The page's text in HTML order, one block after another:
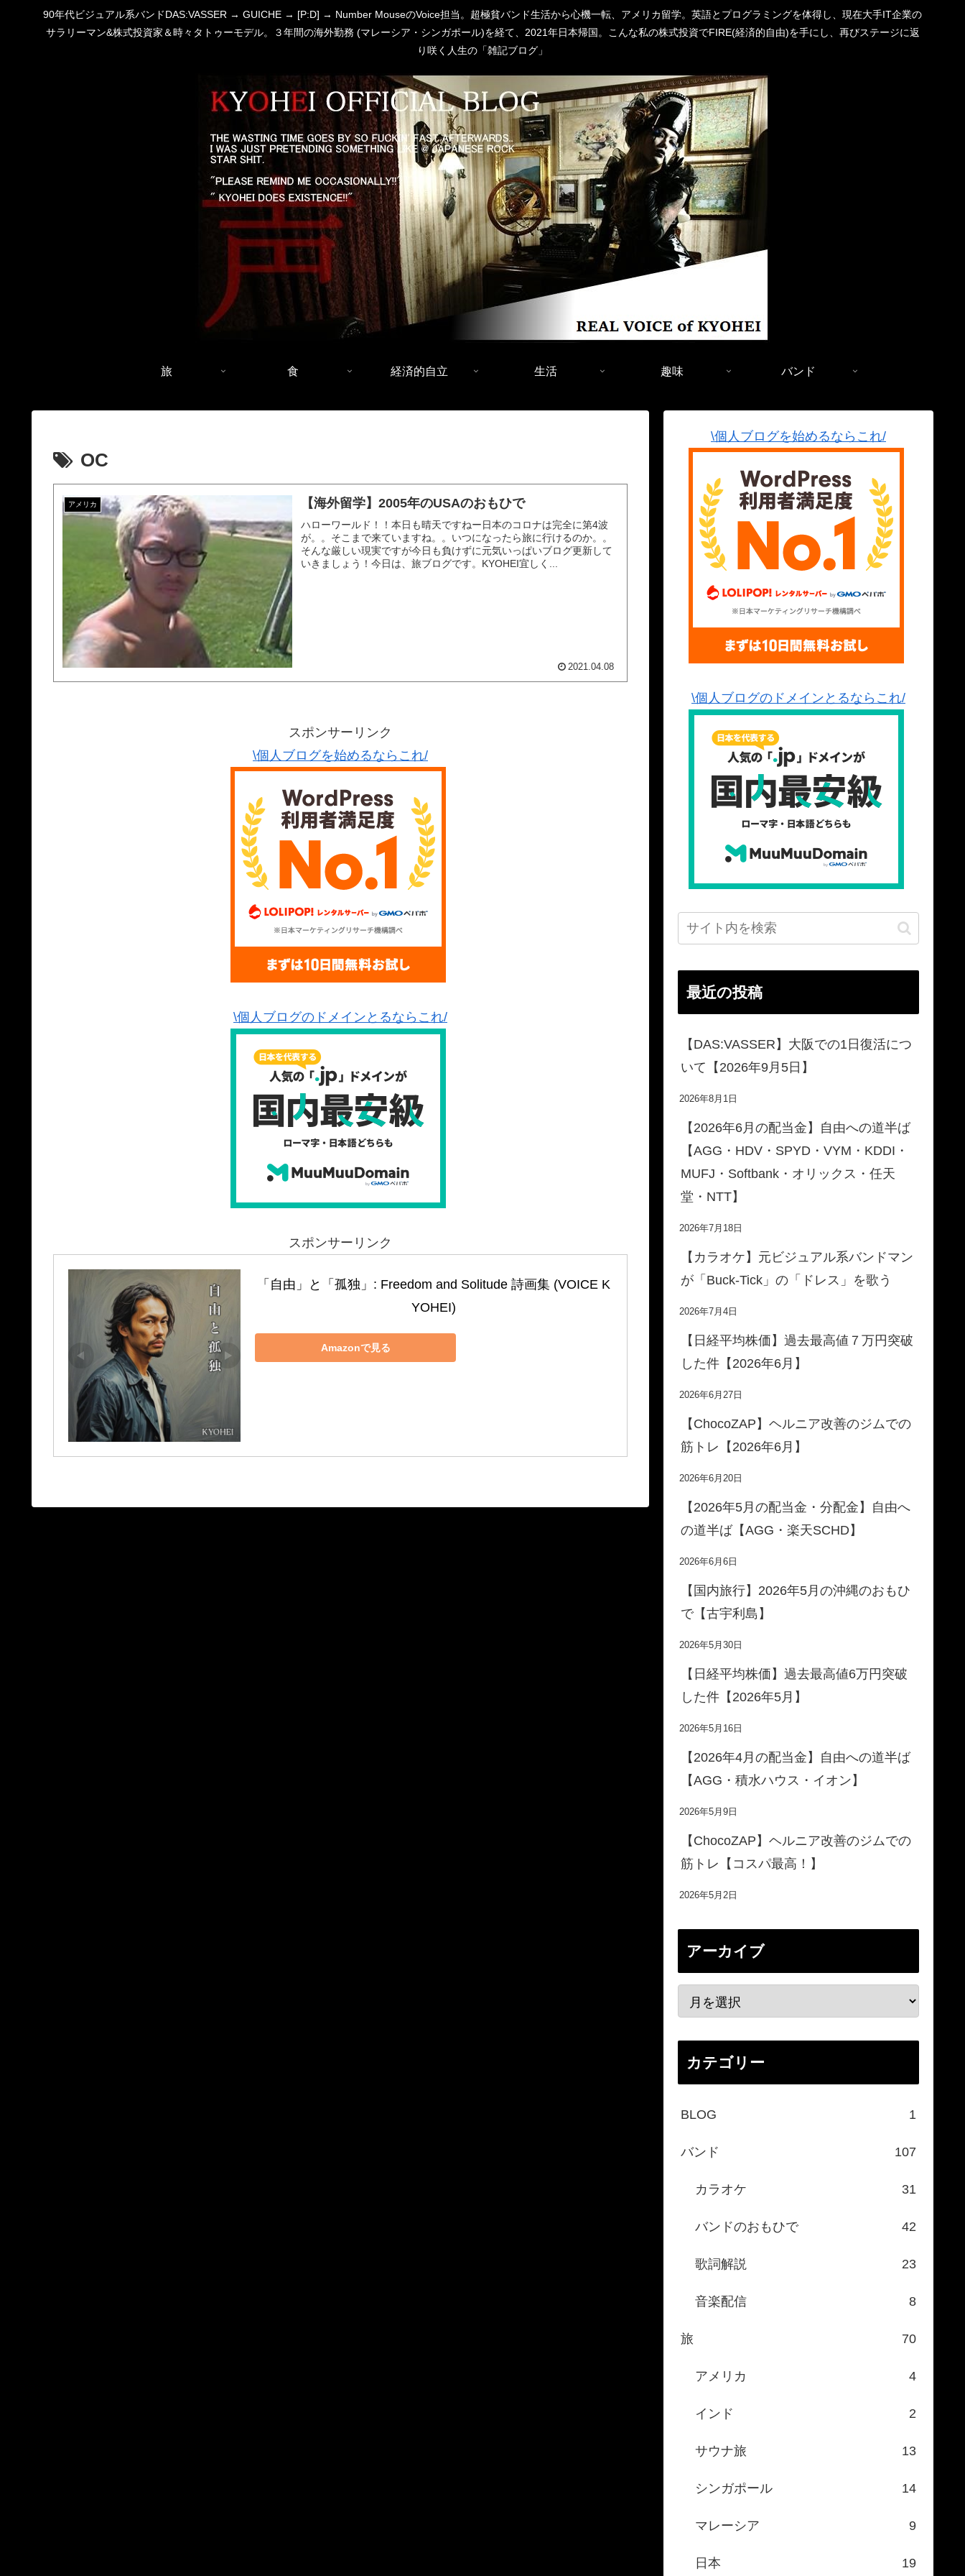
90年代ビジュアル系バンドDAS:VASSER → GUICHE → [P:D] → Number MouseのVoice担当。超極貧バンド生活から心機一転、アメリカ留学。英語とプログラミングを体得し、現在大手IT企業の
サラリーマン&株式投資家＆時々タトゥーモデル。３年間の海外勤務 (マレーシア・シンガポール)を経て、2021年日本帰国。こんな私の株式投資でFIRE(経済的自由)を手にし、再びステージに返
り咲く人生の「雑記ブログ」
旅 食 経済的自立 生活 趣味 バンド
OC
アメリカ 【海外留学】2005年のUSAのおもひで
ハローワールド！！本日も晴天ですねー日本のコロナは完全に第4波
が。。そこまで来ていますね。。いつになったら旅に行けるのか。。
そんな厳しい現実ですが今日も負けずに元気いっぱいブログ更新して
いきましょう！今日は、旅ブログです。KYOHEI宜しく...
2021.04.08
スポンサーリンク
\個人ブログを始めるならこれ/
\個人ブログのドメインとるならこれ/
スポンサーリンク
「自由」と「孤独」: Freedom and Solitude 詩画集 (VOICE K
YOHEI)
Amazonで見る
\個人ブログを始めるならこれ/
\個人ブログのドメインとるならこれ/
最近の投稿
【DAS:VASSER】大阪での1日復活につ
いて【2026年9月5日】
2026年8月1日
【2026年6月の配当金】自由への道半ば
【AGG・HDV・SPYD・VYM・KDDI・
MUFJ・Softbank・オリックス・任天
堂・NTT】
2026年7月18日
【カラオケ】元ビジュアル系バンドマン
が「Buck-Tick」の「ドレス」を歌う
2026年7月4日
【日経平均株価】過去最高値７万円突破
した件【2026年6月】
2026年6月27日
【ChocoZAP】ヘルニア改善のジムでの
筋トレ【2026年6月】
2026年6月20日
【2026年5月の配当金・分配金】自由へ
の道半ば【AGG・楽天SCHD】
2026年6月6日
【国内旅行】2026年5月の沖縄のおもひ
で【古宇利島】
2026年5月30日
【日経平均株価】過去最高値6万円突破
した件【2026年5月】
2026年5月16日
【2026年4月の配当金】自由への道半ば
【AGG・積水ハウス・イオン】
2026年5月9日
【ChocoZAP】ヘルニア改善のジムでの
筋トレ【コスパ最高！】
2026年5月2日
アーカイブ
カテゴリー
BLOG 1
バンド 107
カラオケ 31
バンドのおもひで 42
歌詞解説 23
音楽配信 8
旅 70
アメリカ 4
インド 2
サウナ旅 13
シンガポール 14
マレーシア 9
日本 19